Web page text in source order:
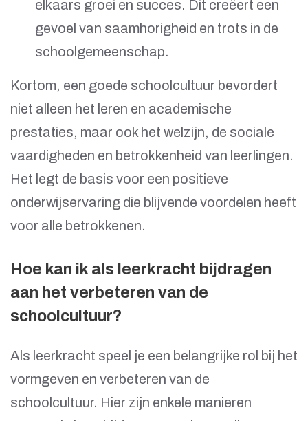
elkaars groei en succes. Dit creëert een
gevoel van saamhorigheid en trots in de
schoolgemeenschap.
Kortom, een goede schoolcultuur bevordert
niet alleen het leren en academische
prestaties, maar ook het welzijn, de sociale
vaardigheden en betrokkenheid van leerlingen.
Het legt de basis voor een positieve
onderwijservaring die blijvende voordelen heeft
voor alle betrokkenen.
Hoe kan ik als leerkracht bijdragen
aan het verbeteren van de
schoolcultuur?
Als leerkracht speel je een belangrijke rol bij het
vormgeven en verbeteren van de
schoolcultuur. Hier zijn enkele manieren